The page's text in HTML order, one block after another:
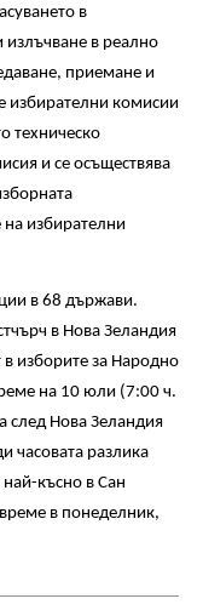
в
излъчване в реално
приемане и
избирателни комисии
техническо
и се осъществява
на избирателни
в 68 държави.
в Нова Зеландия
в изборите за Народно
на 10 юли (7:00 ч.
след Нова Зеландия
часовата разлика
късно в Сан
в понеделник,